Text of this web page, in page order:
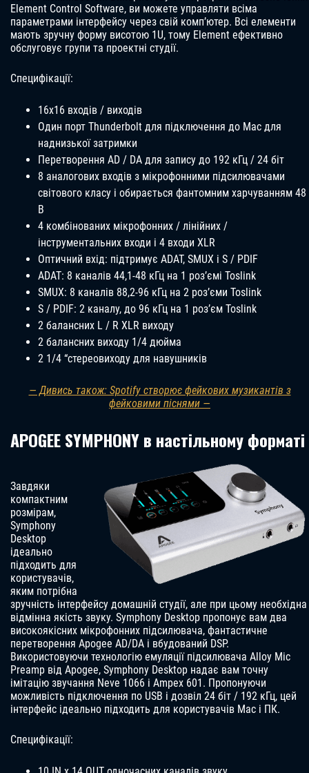
Element Control Software, ви можете управляти всіма
параметрами інтерфейсу через свій комп’ютер. Всі елементи
мають зручну форму висотою 1U, тому Element ефективно
обслуговує групи та проектні студії.
Специфікації:
16х16 входів / виходів
Один порт Thunderbolt для підключення до Mac для
наднизької затримки
Перетворення AD / DA для запису до 192 кГц / 24 біт
8 аналогових входів з мікрофонними підсилювачами
світового класу і обирається фантомним харчуванням 48
В
4 комбінованих мікрофонних / лінійних /
інструментальних входи і 4 входи XLR
Оптичний вхід: підтримує ADAT, SMUX і S / PDIF
ADAT: 8 каналів 44,1-48 кГц на 1 роз’ємі Toslink
SMUX: 8 каналів 88,2-96 кГц на 2 роз’єми Toslink
S / PDIF: 2 каналу, до 96 кГц на 1 роз’єм Toslink
2 балансних L / R XLR виходу
2 балансних виходу 1/4 дюйма
2 1/4 “стереовиходу для навушників
— Дивись також: Spotify створює фейкових музикантів з
фейковими піснями —
APOGEE SYMPHONY в настільному форматі
Завдяки
компактним
розмірам,
Symphony
Desktop
ідеально
підходить для
користувачів,
яким потрібна
зручність інтерфейсу домашній студії, але при цьому необхідна
відмінна якість звуку. Symphony Desktop пропонує вам два
високоякісних мікрофонних підсилювача, фантастичне
перетворення Apogee AD/DA і вбудований DSP.
Використовуючи технологію емуляції підсилювача Alloy Mic
Preamp від Apogee, Symphony Desktop надає вам точну
імітацію звучання Neve 1066 і Ampex 601. Пропонуючи
можливість підключення по USB і дозвіл 24 біт / 192 кГц, цей
інтерфейс ідеально підходить для користувачів Mac і ПК.
Специфікації: